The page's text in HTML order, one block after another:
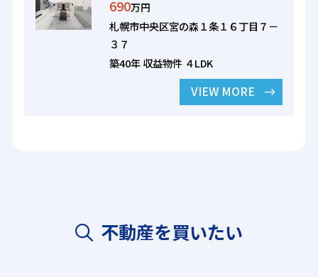
690万円
札幌市中央区宮の森１条１６丁目７－
３７
築40年 収益物件 ４LDK
VIEW MORE
不動産を買いたい